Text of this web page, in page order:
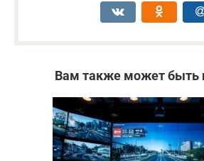
Вам также может быть